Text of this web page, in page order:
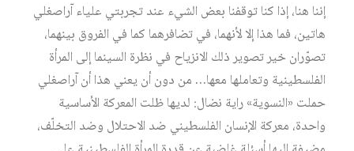
إننا هنا، إذا كنا توقفنا بعض الشيء عند تجربتي علياء آراصغلي
هاتين، فما هذا إلا لأنهما، في تضافرهما كما في الفروق بينهما،
تصوّران خير تصوير ذلك الانزياح في نظرة السينما إلى المرأة
الفلسطينية وتعاملها معها… من دون أن يعني هذا أن آراصغلي
حملت «النسوية» راية نضال: لديها ظلت المعركة الأساسية
واحدة، معركة الإنسان الفلسطيني ضد الاحتلال وضد التخلّف،